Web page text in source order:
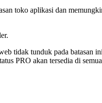
toko aplikasi dan
tidak tunduk pada batasan
PRO akan tersedia di